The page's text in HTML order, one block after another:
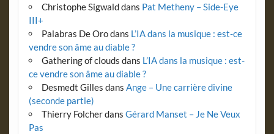
Christophe Sigwalddans Pat Metheny – Side-Eye
III+
Palabras De Orodans L’IA dans la musique : est-ce
vendre son âme au diable ?
Gathering of clouds dans L’IA dans la musique : est-
ce vendre son âme au diable ?
Desmedt Gilles dans Ange – Une carrière divine
(seconde partie)
Thierry Folcherdans Gérard Manset – Je Ne Veux
Pas